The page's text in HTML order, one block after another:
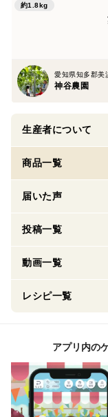
約1.8kg
愛知県知多郡美
神谷農園
生産者について
商品一覧
届いた声
投稿一覧
動画一覧
レシピ一覧
アプリ内の